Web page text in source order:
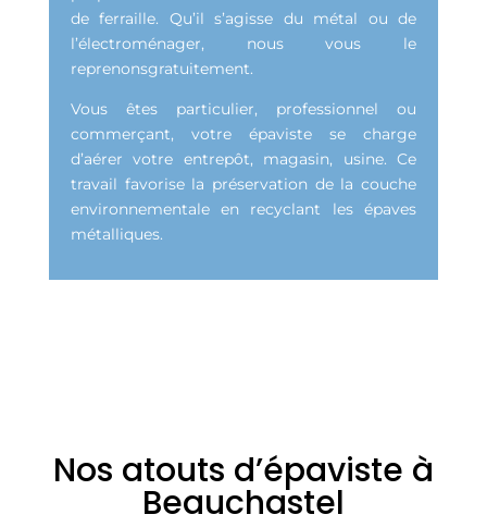
de ferraille. Qu’il s’agisse du métal ou de
l’électroménager, nous vous le
reprenonsgratuitement.
Vous êtes particulier, professionnel ou
commerçant, votre épaviste se charge
d’aérer votre entrepôt, magasin, usine. Ce
travail favorise la préservation de la couche
environnementale en recyclant les épaves
métalliques.
Nos atouts d’épaviste à
Beauchastel